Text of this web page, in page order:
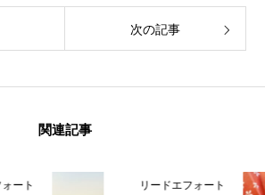
次の記事
関連記事
リードエフォート